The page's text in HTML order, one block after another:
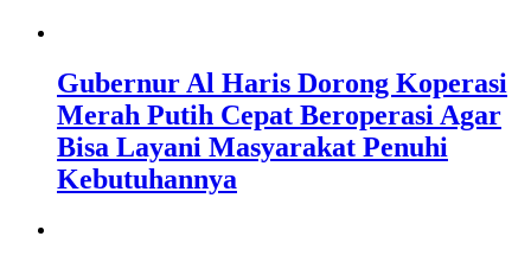
Gubernur Al Haris Dorong Koperasi
Merah Putih Cepat Beroperasi Agar
Bisa Layani Masyarakat Penuhi
Kebutuhannya